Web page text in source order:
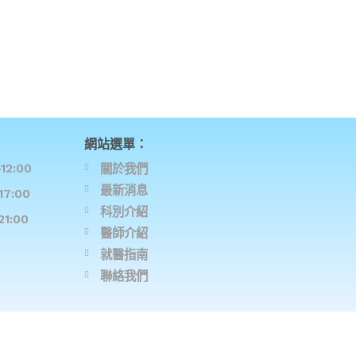
網站選單：
關於我們
最新消息
科別介紹
醫師介紹
就醫指南
聯絡我們